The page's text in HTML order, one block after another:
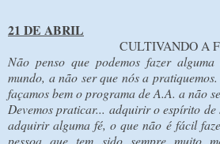
21 DE ABRIL
CULTIVANDO A
Não penso que podemos fazer
mundo, a não ser que nós a
façamos bem o programa de A.A. a não
Devemos praticar... adquirir o espírito de
adquirir alguma fé, o que não é fácil
pessoa que tem sido sempre muito